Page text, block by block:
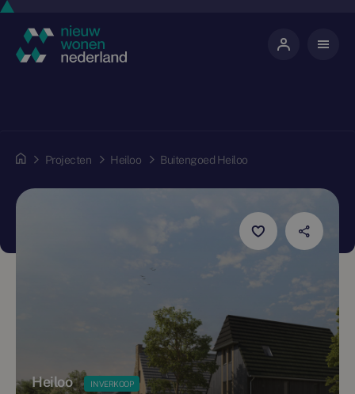
Projecten Heiloo Buitengoed Heiloo
Heiloo IN VERKOOP